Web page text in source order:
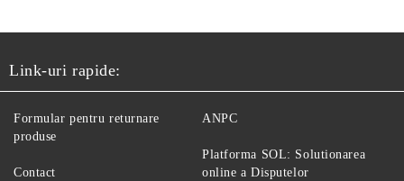
Link-uri rapide:
Formular pentru returnare
produse
Contact
ANPC
Platforma SOL: Solutionarea
online a Disputelor